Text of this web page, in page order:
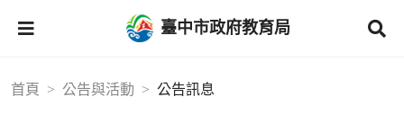
臺中市政府教育局
首頁 公告與活動 公告訊息